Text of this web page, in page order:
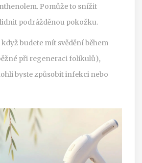
Pomůže to snížit
podrážděnou pokožku.
když budete mít svědění během
při regeneraci folikulů),
byste způsobit infekci nebo